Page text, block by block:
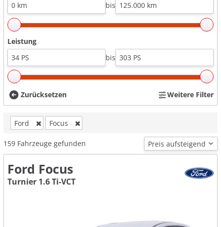
bis
Leistung
bis
Zurücksetzen Weitere Filter
Ford Focus
159 Fahrzeuge gefunden
Ford Focus
Turnier 1.6 Ti-VCT